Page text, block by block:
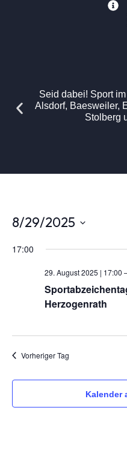
Seid dabei! Sport
Alsdorf, Baesweiler,
Stolberg
8/29/2025
wählen.
17:00
29. August 2025 | 17:00
Herzogenrath
Vorheriger Tag
Kalender